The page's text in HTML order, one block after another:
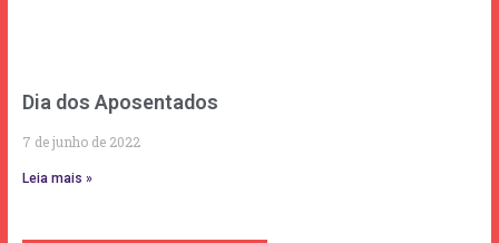
Dia dos Aposentados
7 de junho de 2022
Leia mais »